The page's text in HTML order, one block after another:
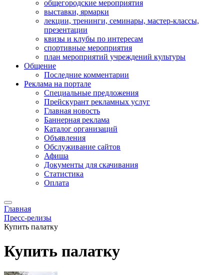
общегородские мероприятия
выставки, ярмарки
лекции, тренинги, семинары, мастер-классы,
презентации
квизы и клубы по интересам
спортивные мероприятия
план мероприятий учреждений культуры
Общение
Последние комментарии
Реклама на портале
Специальные предложения
Прейскурант рекламных услуг
Главная новость
Баннерная реклама
Каталог организаций
Объявления
Обслуживание сайтов
Афиша
Документы для скачивания
Статистика
Оплата
Главная
Пресс-релизы
Купить палатку
Купить палатку